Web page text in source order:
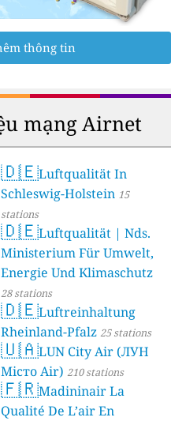
thông tin
mạng Airnet
🇩🇪Luftqualität In
Schleswig-Holstein 15
stations
🇩🇪Luftqualität | Nds.
Ministerium Für Umwelt,
Energie Und Klimaschutz
28 stations
🇩🇪Luftreinhaltung
Rheinland-Pfalz 25 stations
🇺🇦LUN City Air (ЛУН
Місто Air) 210 stations
🇫🇷Madininair La
Qualité De L’air En